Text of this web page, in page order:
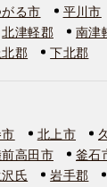
る市 平川市
北津軽郡
南津
北郡 下北郡
北上市
高田市 釜石
氏 岩手郡